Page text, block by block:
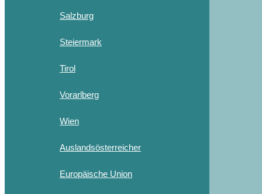
Salzburg
Steiermark
Tirol
Vorarlberg
Wien
Auslandsösterreicher
Europäische Union